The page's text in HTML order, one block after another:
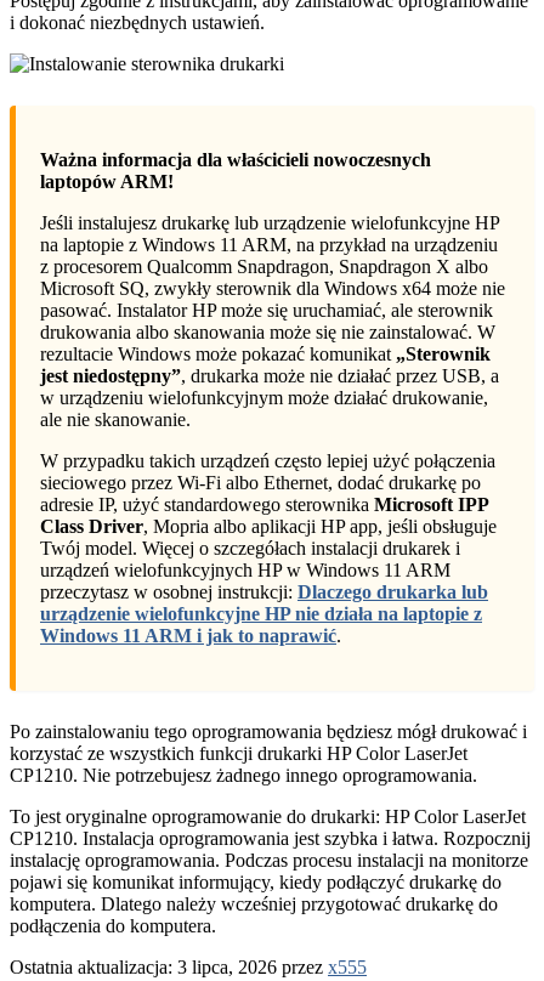
i dokonać niezbędnych ustawień.
Ważna informacja dla właścicieli nowoczesnych
laptopów ARM!
Jeśli instalujesz drukarkę lub urządzenie wielofunkcyjne HP
na laptopie z Windows 11 ARM, na przykład na urządzeniu
z procesorem Qualcomm Snapdragon, Snapdragon X albo
Microsoft SQ, zwykły sterownik dla Windows x64 może nie
pasować. Instalator HP może się uruchamiać, ale sterownik
drukowania albo skanowania może się nie zainstalować. W
rezultacie Windows może pokazać komunikat „Sterownik
jest niedostępny”, drukarka może nie działać przez USB, a
w urządzeniu wielofunkcyjnym może działać drukowanie,
ale nie skanowanie.
W przypadku takich urządzeń często lepiej użyć połączenia
sieciowego przez Wi-Fi albo Ethernet, dodać drukarkę po
adresie IP, użyć standardowego sterownika Microsoft IPP
Class Driver, Mopria albo aplikacji HP app, jeśli obsługuje
Twój model. Więcej o szczegółach instalacji drukarek i
urządzeń wielofunkcyjnych HP w Windows 11 ARM
przeczytasz w osobnej instrukcji: Dlaczego drukarka lub
urządzenie wielofunkcyjne HP nie działa na laptopie z
Windows 11 ARM i jak to naprawić.
Po zainstalowaniu tego oprogramowania będziesz mógł drukować i
korzystać ze wszystkich funkcji drukarki HP Color LaserJet
CP1210. Nie potrzebujesz żadnego innego oprogramowania.
To jest oryginalne oprogramowanie do drukarki: HP Color LaserJet
CP1210. Instalacja oprogramowania jest szybka i łatwa. Rozpocznij
instalację oprogramowania. Podczas procesu instalacji na monitorze
pojawi się komunikat informujący, kiedy podłączyć drukarkę do
komputera. Dlatego należy wcześniej przygotować drukarkę do
podłączenia do komputera.
Ostatnia aktualizacja: 3 lipca, 2026 przez x555